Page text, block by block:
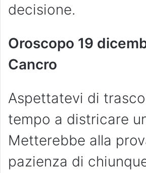
decisione.
Oroscopo 19
Cancro
Aspettatevi di
tempo a districare
Metterebbe alla
pazienza di